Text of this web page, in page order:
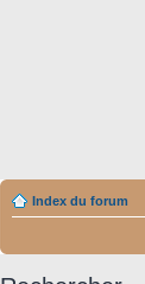
Index du forum